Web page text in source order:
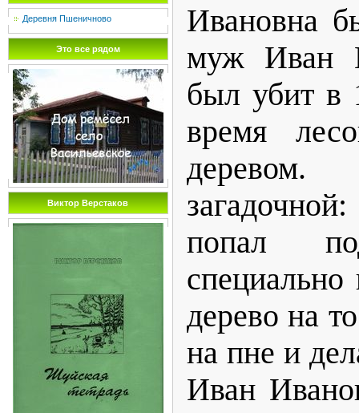
Деревня Пшеничново
Это все рядом
Виктор Верстаков
Ивановна
муж Иван
был убит в
время
попал
дерево на
на пне и
Иван